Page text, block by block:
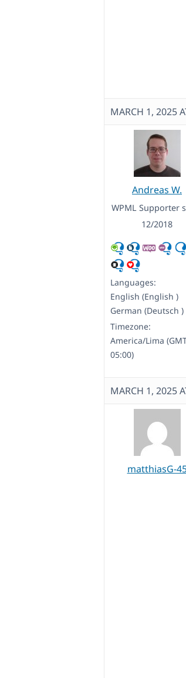
MARCH 1, 2025
Andreas W.
WPML Supporter
12/2018
Languages:
English (English )
German (Deutsch )
Timezone:
America/Lima
05:00)
MARCH 1, 2025
matthiasG-